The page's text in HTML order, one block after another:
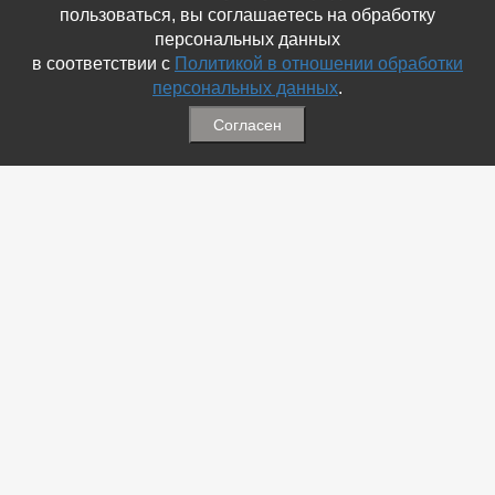
пользоваться, вы соглашаетесь на обработку
персональных данных
в соответствии с Политикой в отношении обработки
персональных данных.
Согласен